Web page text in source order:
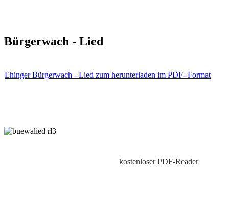
Bürgerwach - Lied
Ehinger Bürgerwach - Lied zum herunterladen im PDF- Format
kostenloser PDF-Reader